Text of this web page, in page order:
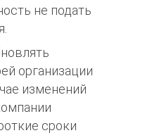
не подать
организации
изменений
сроки